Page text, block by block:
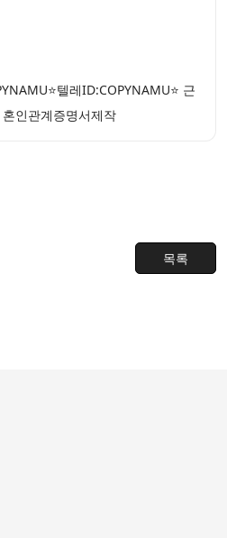
텔레ID:COPYNAMU⭐ 근
인관계증명서제작
목록